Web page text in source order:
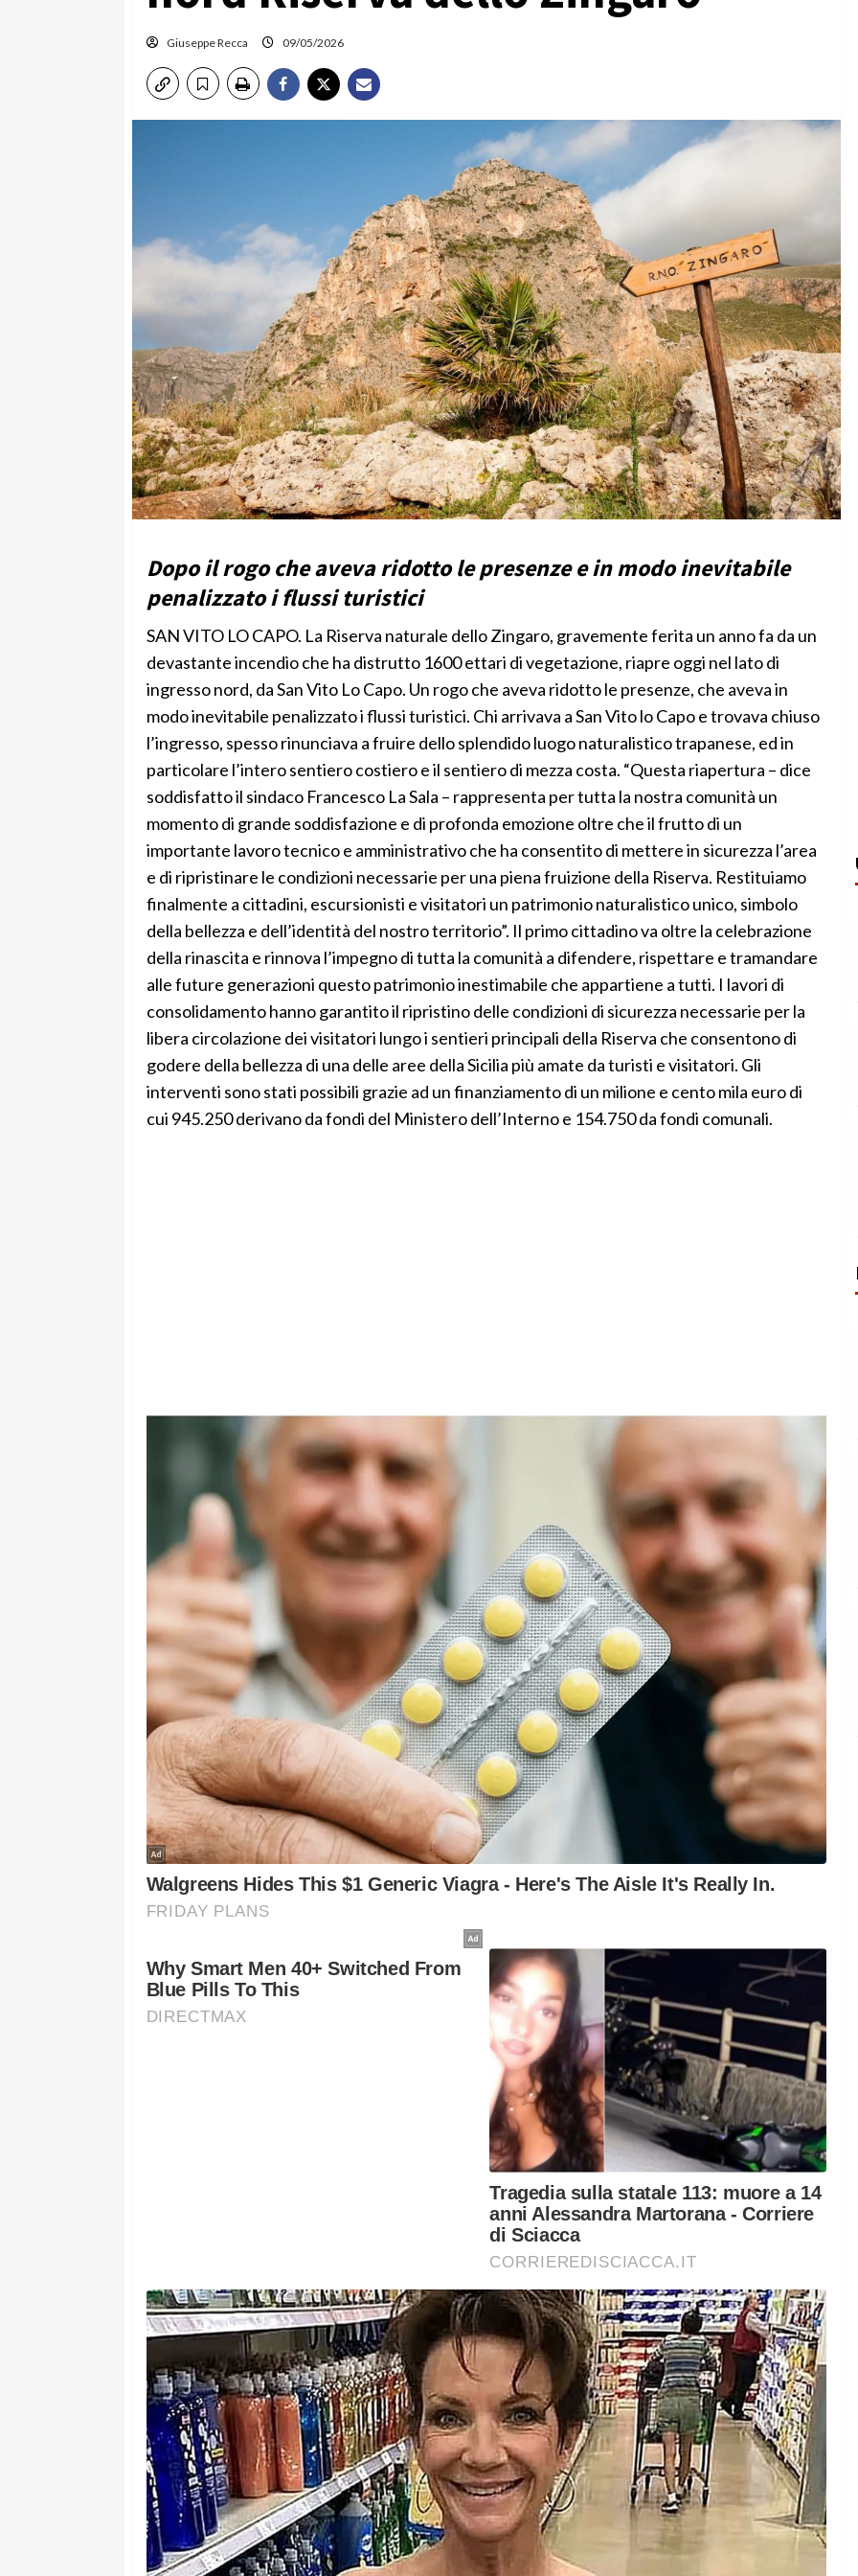
Giuseppe Recca 09/05/2026
Dopo il rogo che aveva ridotto le presenze e in modo inevitabile
penalizzato i flussi turistici
SAN VITO LO CAPO. La Riserva naturale dello Zingaro, gravemente ferita un anno fa da un
devastante incendio che ha distrutto 1600 ettari di vegetazione, riapre oggi nel lato di
ingresso nord, da San Vito Lo Capo. Un rogo che aveva ridotto le presenze, che aveva in
modo inevitabile penalizzato i flussi turistici. Chi arrivava a San Vito lo Capo e trovava chiuso
l’ingresso, spesso rinunciava a fruire dello splendido luogo naturalistico trapanese, ed in
particolare l’intero sentiero costiero e il sentiero di mezza costa. “Questa riapertura – dice
soddisfatto il sindaco Francesco La Sala – rappresenta per tutta la nostra comunità un
momento di grande soddisfazione e di profonda emozione oltre che il frutto di un
importante lavoro tecnico e amministrativo che ha consentito di mettere in sicurezza l’area
e di ripristinare le condizioni necessarie per una piena fruizione della Riserva. Restituiamo
finalmente a cittadini, escursionisti e visitatori un patrimonio naturalistico unico, simbolo
della bellezza e dell’identità del nostro territorio”. Il primo cittadino va oltre la celebrazione
della rinascita e rinnova l’impegno di tutta la comunità a difendere, rispettare e tramandare
alle future generazioni questo patrimonio inestimabile che appartiene a tutti. I lavori di
consolidamento hanno garantito il ripristino delle condizioni di sicurezza necessarie per la
libera circolazione dei visitatori lungo i sentieri principali della Riserva che consentono di
godere della bellezza di una delle aree della Sicilia più amate da turisti e visitatori. Gli
interventi sono stati possibili grazie ad un finanziamento di un milione e cento mila euro di
cui 945.250 derivano da fondi del Ministero dell’Interno e 154.750 da fondi comunali.